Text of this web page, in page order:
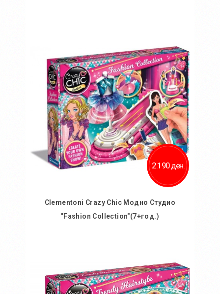
Додај во желби
Додај за споредба
2.190 ден.
Clementoni Crazy Chic Модно Студио
"Fashion Collection"(7+год.)
Додај во желби
Додај за споредба